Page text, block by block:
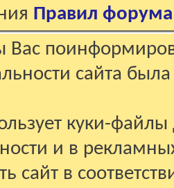
Правил форума
сайта
куки-файлы
и в
сайт в